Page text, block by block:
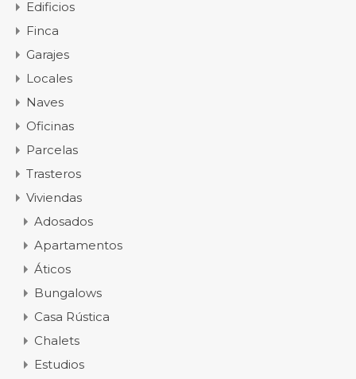
Edificios
Finca
Garajes
Locales
Naves
Oficinas
Parcelas
Trasteros
Viviendas
Adosados
Apartamentos
Áticos
Bungalows
Casa Rústica
Chalets
Estudios